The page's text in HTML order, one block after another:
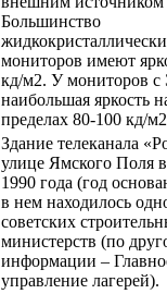
Большинство
мониторов имеют
кд/м2. У мониторов
наибольшая яркость
пределах 80-100 кд/
Здание телеканала
улице Ямского Поля
1990 года (год
в нем находилось
советских
министерств (по
информации –
управление лагерей).